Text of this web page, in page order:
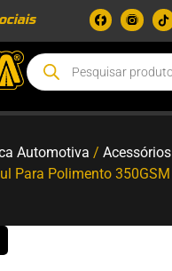
Automotiva / Acessórios
Para Polimento 350GSM